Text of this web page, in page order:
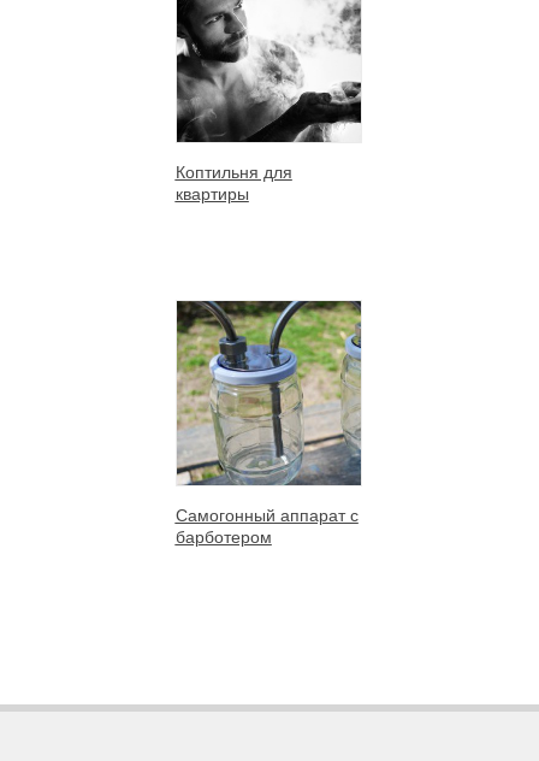
Коптильня для
квартиры
Самогонный аппарат с
барботером